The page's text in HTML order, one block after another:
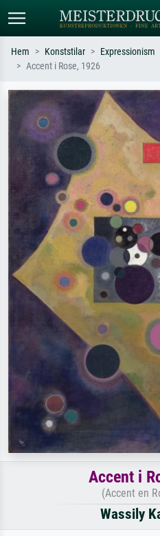
Sök efter konstnär, titel eller stil –
t.ex. Monet, Stjärnenatt,
impressionism, Hokusai-våg, naken.
Hem Konststilar Expressionism
Accent i Rose, 1926
Accent i
(Accent en
Wassily